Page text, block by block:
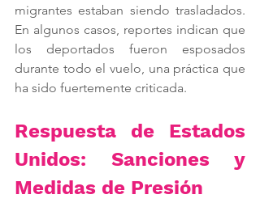
migrantes estaban siendo trasladados.
En algunos casos, reportes indican que
los deportados fueron esposados
durante todo el vuelo, una práctica que
ha sido fuertemente criticada.
Respuesta de Estados
Unidos: Sanciones y
Medidas de Presión